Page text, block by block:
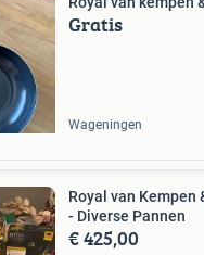
Gratis
Wageningen
Royal van Kempen
- Diverse Pannen
€ 425,00